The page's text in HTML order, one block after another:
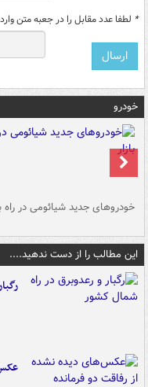
* لطفا عدد مقابل را در جعبه متن
خودرو
خودروهای جدید شیائومی در راه
این مطالب را از دست ندهید....